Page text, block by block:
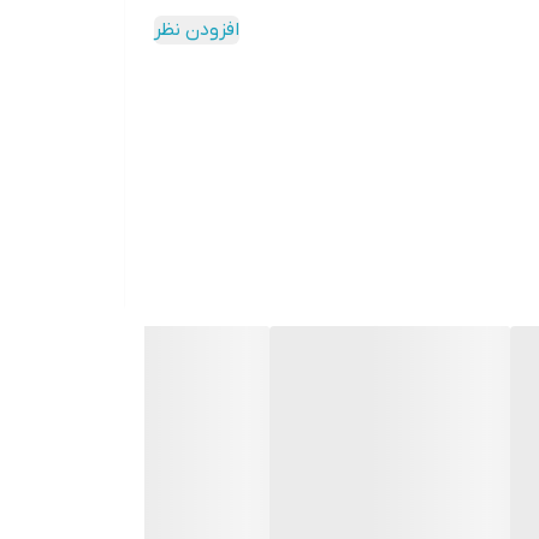
افزودن نظر